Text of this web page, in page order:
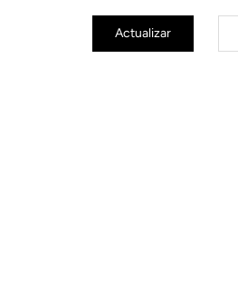
Actualizar